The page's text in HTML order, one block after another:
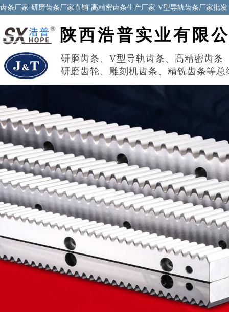
齿条厂家-研磨齿条厂家直销-高精密齿条生产厂家-V型导轨齿条厂家批
研磨齿条 、 V型导轨齿条 、 高精密齿条
研磨齿轮 、 雕刻机齿条 、 精铣齿条等总
陕西浩普实业有限